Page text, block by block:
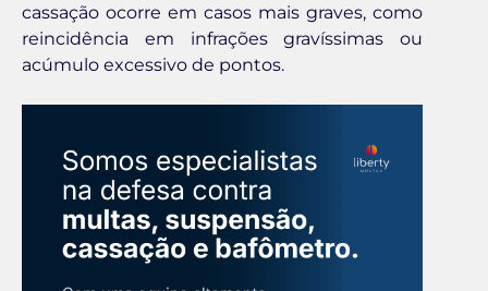
cassação ocorre em casos mais graves, como
reincidência em infrações gravíssimas ou
acúmulo excessivo de pontos.